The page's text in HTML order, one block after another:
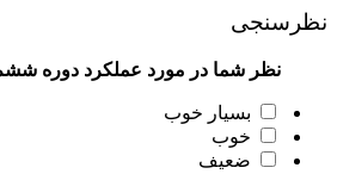
در مورد عملکرد دوره ششم شوراها
خوب